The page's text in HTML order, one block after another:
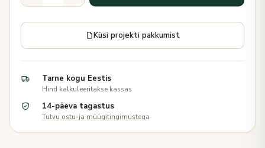
Küsi projekti pakkumist
Tarne kogu Eestis
Hind kalkuleeritakse kassas
14-päeva tagastus
Tutvu ostu-ja müügitingimustega